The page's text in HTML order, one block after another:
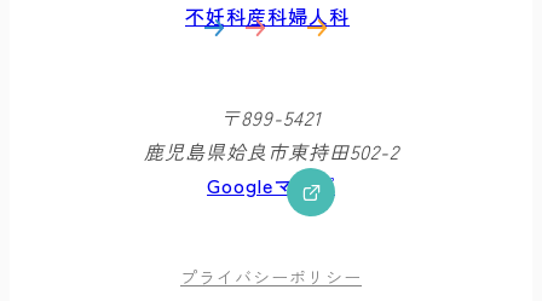
不妊科産科婦人科
〒899-5421
鹿児島県姶良市東持田502-2
Googleマップ
プライバシーポリシー